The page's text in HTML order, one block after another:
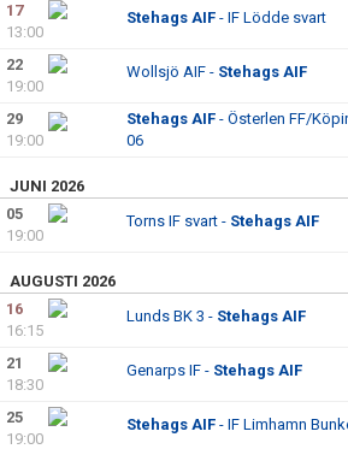
17
13:00
Stehags AIF - IF Lödde svart
22
19:00
Wollsjö AIF - Stehags AIF
29
19:00
Stehags AIF - Österlen FF/
06
JUNI 2026
05
19:00
Torns IF svart - Stehags AIF
AUGUSTI 2026
16
16:15
Lunds BK 3 - Stehags AIF
21
18:30
Genarps IF - Stehags AIF
25
19:00
Stehags AIF - IF Limhamn